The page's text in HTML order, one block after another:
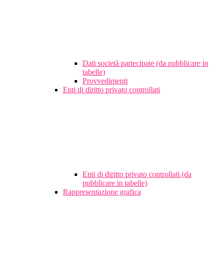
Dati società partecipate (da pubblicare in
tabelle)
Provvedimenti
Enti di diritto privato controllati
Enti di diritto privato controllati (da
pubblicare in tabelle)
Rappresentazione grafica